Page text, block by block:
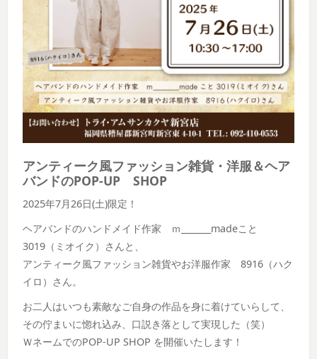
アンティーク風ファッション雑貨・洋服＆ヘア
バンドのPOP-UP SHOP
2025年7月26日(土)限定！
ヘアバンドのハンドメイド作家 ｍ_______madeこと
3019（ミオイク）さんと、
アンティーク風ファッション雑貨やお洋服作家 8916（ハク
イロ）さん。
お二人はいつも素敵なご自身の作品を身に着けていらして、
その佇まいに惚れ込み、口説き落として実現した（笑）
ＷネームでのPOP-UP SHOP を開催いたします！